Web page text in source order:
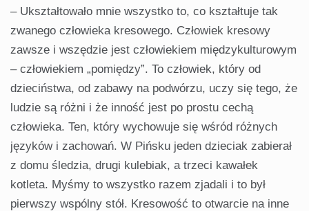
– Ukształtowało mnie wszystko to, co kształtuje tak
zwanego człowieka kresowego. Człowiek kresowy
zawsze i wszędzie jest człowiekiem międzykulturowym
– człowiekiem „pomiędzy”. To człowiek, który od
dzieciństwa, od zabawy na podwórzu, uczy się tego, że
ludzie są różni i że inność jest po prostu cechą
człowieka. Ten, który wychowuje się wśród różnych
języków i zachowań. W Pińsku jeden dzieciak zabierał
z domu śledzia, drugi kulebiak, a trzeci kawałek
kotleta. Myśmy to wszystko razem zjadali i to był
pierwszy wspólny stół. Kresowość to otwarcie na inne